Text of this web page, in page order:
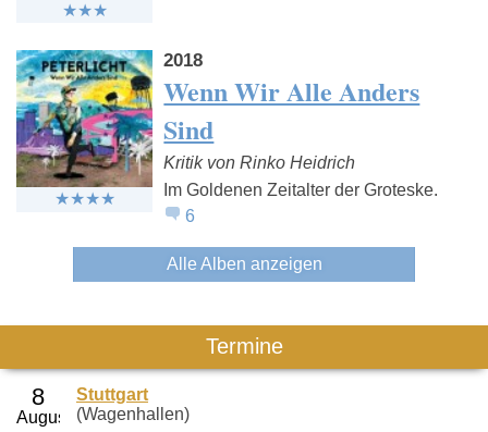
2018
Wenn Wir Alle Anders
Sind
Kritik von Rinko Heidrich
Im Goldenen Zeitalter der Groteske.
6
Alle Alben anzeigen
Termine
Stuttgart
(Wagenhallen)